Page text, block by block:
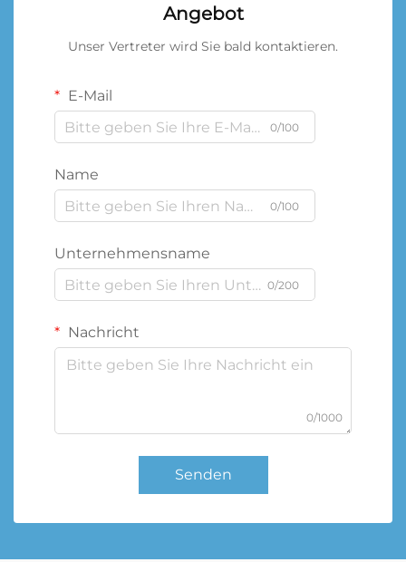
Angebot
Unser Vertreter wird Sie bald kontaktieren.
E-Mail
0/100
Name
0/100
Unternehmensname
0/200
Nachricht
0/1000
Senden